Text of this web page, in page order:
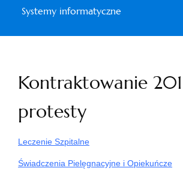
Systemy informatyczne
Kontraktowanie
protesty
Leczenie Szpitalne
Świadczenia Pielęgnacyjne i Opiekuńcze